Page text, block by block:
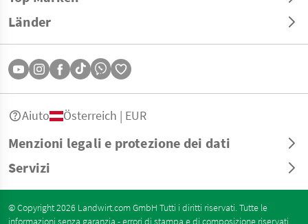
Länder
Menzioni legali e protezione dei dati
Servizi
Aiuto Österreich | EUR
© Copyright 2026 Landwirt.com GmbH Tutti i diritti riservati. Tutte le
informazioni senza garanzia - errori di stampa e di composizione riservati.